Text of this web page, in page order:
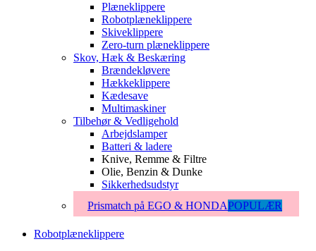
Plæneklippere
Robotplæneklippere
Skiveklippere
Zero-turn plæneklippere
Skov, Hæk & Beskæring
Brændekløvere
Hækkeklippere
Kædesave
Multimaskiner
Tilbehør & Vedligehold
Arbejdslamper
Batteri & ladere
Knive, Remme & Filtre
Olie, Benzin & Dunke
Sikkerhedsudstyr
Prismatch på EGO & HONDAPOPULÆR
Robotplæneklippere